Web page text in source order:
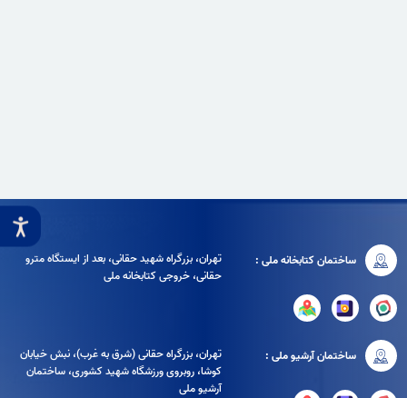
ساختمان کتابخانه ملی :
تهران، بزرگراه شهید حقانی، بعد از ایستگاه مترو
حقانی، خروجی کتابخانه ملی
ساختمان آرشیو ملی :
تهران، بزرگراه حقانی (شرق به غرب)، نبش خیابان
کوشا، روبروی ورزشگاه شهید کشوری، ساختمان
آرشیو ملی